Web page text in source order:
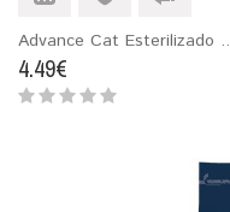
Advance Cat Esterilizado ..
4.49€